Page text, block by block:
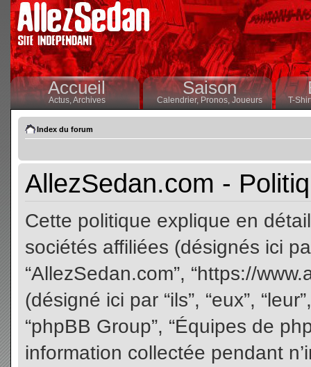
Accueil
Actus,Archives
Saison
Calendrier,Pronos, Joueurs T-
Index du forum
AllezSedan.com -
Cette politique explique en
sociétés affiliées (désignés ici
“AllezSedan.com”, “https://
(désigné ici par “ils”, “eux”,
“phpBB Group”, “Équipes de
information collectée pendant